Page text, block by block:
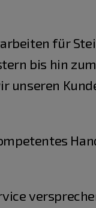
für
bis hin
unseren